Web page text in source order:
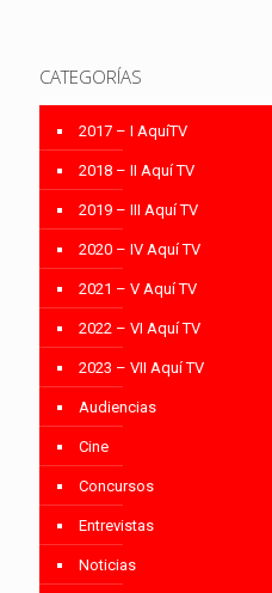
CATEGORÍAS
2017 – I AquíTV
2018 – II Aquí TV
2019 – III Aquí TV
2020 – IV Aquí TV
2021 – V Aquí TV
2022 – VI Aquí TV
2023 – VII Aquí TV
Audiencias
Cine
Concursos
Entrevistas
Noticias